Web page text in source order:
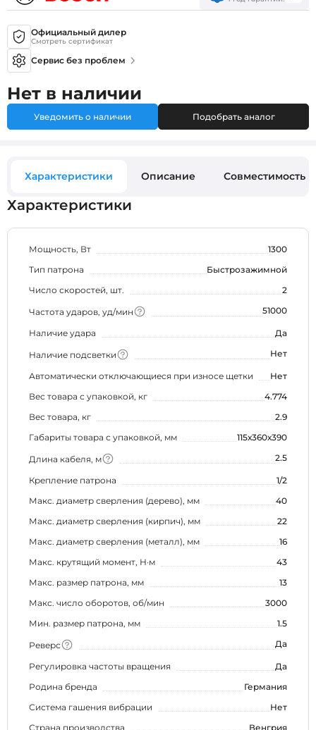
Официальный дилер
Смотреть сертификат
Сервис без проблем
Нет в наличии
Уведомить о наличии Подобрать аналог
Характеристики Описание Совместимость
Характеристики
Мощность, Вт
1300
Тип патрона
Быстрозажимной
Число скоростей, шт.
2
Частота ударов, уд/мин 51000
Наличие удара Да
Наличие подсветки Нет
Автоматически отключающиеся при износе щетки
Нет
Вес товара с упаковкой, кг
4.774
Вес товара, кг
2.9
Габариты товара с упаковкой, мм
115х360х390
Длина кабеля, м 2.5
Крепление патрона
1/2
Макс. диаметр сверления (дерево), мм
40
Макс. диаметр сверления (кирпич), мм
22
Макс. диаметр сверления (металл), мм
16
Макс. крутящий момент, Н·м
43
Макс. размер патрона, мм
13
Макс. число оборотов, об/мин
3000
Мин. размер патрона, мм
1.5
Реверс Да
Регулировка частоты вращения
Да
Родина бренда
Германия
Система гашения вибрации
Нет
Страна производства
Венгрия